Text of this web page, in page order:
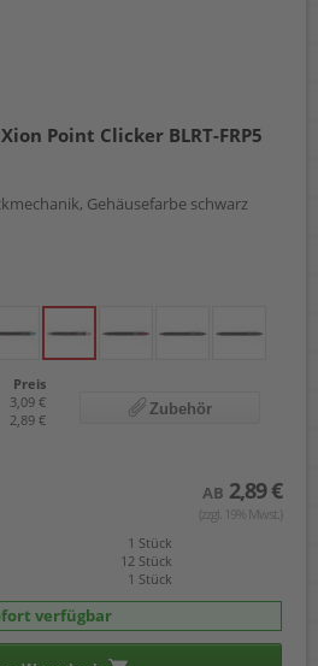
Point Clicker BLRT-FRP5
Gehäusefarbe schwarz
Preis
3,09 €
2,89 €
Zubehör
AB 2,89 €
(zzgl. 19% Mwst.)
1 Stück
12 Stück
1 Stück
verfügbar